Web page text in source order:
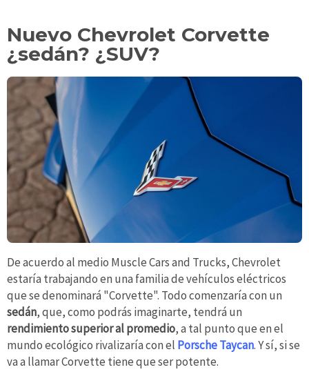
Nuevo Chevrolet Corvette
¿sedán? ¿SUV?
De acuerdo al medio Muscle Cars and Trucks, Chevrolet
estaría trabajando en una familia de vehículos eléctricos
que se denominará "Corvette". Todo comenzaría con un
sedán, que, como podrás imaginarte, tendrá un
rendimiento superior al promedio, a tal punto que en el
mundo ecológico rivalizaría con el Porsche Taycan. Y sí, si se
va a llamar Corvette tiene que ser potente.